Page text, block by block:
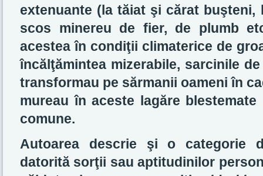
extenuante (la tăiat şi cărat
scos minereu de fier, de plumb
acestea în condiţii climaterice de
încălţămintea mizerabile, sarcinile
transformau pe sărmanii oameni în
mureau în aceste lagăre
comune.
Autoarea descrie şi o categorie
datorită sorţii sau aptitudinilor